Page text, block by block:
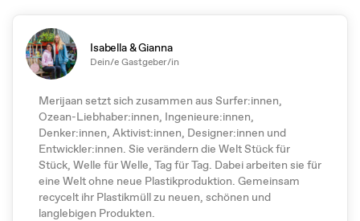
Isabella & Gianna
Dein/e Gastgeber/in
Merijaan setzt sich zusammen aus Surfer:innen,
Ozean-Liebhaber:innen, Ingenieure:innen,
Denker:innen, Aktivist:innen, Designer:innen und
Entwickler:innen. Sie verändern die Welt Stück für
Stück, Welle für Welle, Tag für Tag. Dabei arbeiten sie für
eine Welt ohne neue Plastikproduktion. Gemeinsam
recycelt ihr Plastikmüll zu neuen, schönen und
langlebigen Produkten.